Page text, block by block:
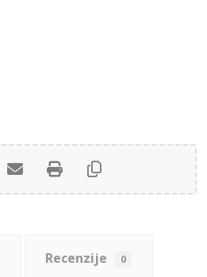
Recenzije 0